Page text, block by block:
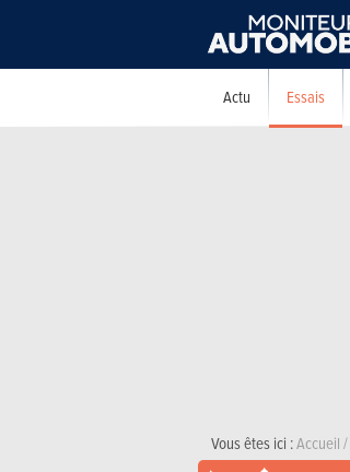
Actu Essais
Vous êtes ici :Accueil/